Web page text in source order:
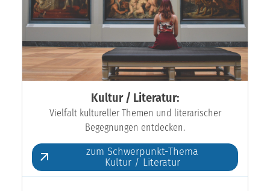
Kultur / Literatur:
Vielfalt kultureller Themen und literarischer
Begegnungen entdecken.
zum Schwerpunkt-Thema
Kultur / Literatur